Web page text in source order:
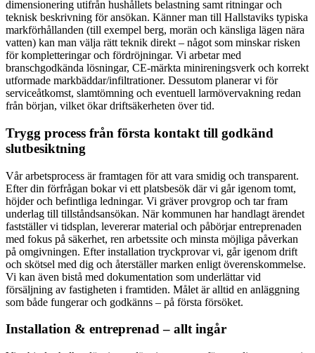
dimensionering utifrån hushållets belastning samt ritningar och
teknisk beskrivning för ansökan. Känner man till Hallstaviks typiska
markförhållanden (till exempel berg, morän och känsliga lägen nära
vatten) kan man välja rätt teknik direkt – något som minskar risken
för kompletteringar och fördröjningar. Vi arbetar med
branschgodkända lösningar, CE-märkta minireningsverk och korrekt
utformade markbäddar/infiltrationer. Dessutom planerar vi för
serviceåtkomst, slamtömning och eventuell larmövervakning redan
från början, vilket ökar driftsäkerheten över tid.
Trygg process från första kontakt till godkänd
slutbesiktning
Vår arbetsprocess är framtagen för att vara smidig och transparent.
Efter din förfrågan bokar vi ett platsbesök där vi går igenom tomt,
höjder och befintliga ledningar. Vi gräver provgrop och tar fram
underlag till tillståndsansökan. När kommunen har handlagt ärendet
fastställer vi tidsplan, levererar material och påbörjar entreprenaden
med fokus på säkerhet, ren arbetssite och minsta möjliga påverkan
på omgivningen. Efter installation tryckprovar vi, går igenom drift
och skötsel med dig och återställer marken enligt överenskommelse.
Vi kan även bistå med dokumentation som underlättar vid
försäljning av fastigheten i framtiden. Målet är alltid en anläggning
som både fungerar och godkänns – på första försöket.
Installation & entreprenad – allt ingår